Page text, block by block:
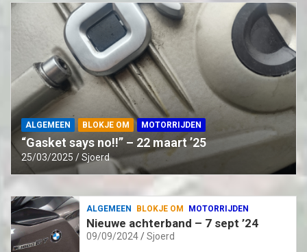
ALGEMEEN BLOKJE OM MOTORRIJDEN
“Gasket says no!!” – 22 maart ’25
25/03/2025 Sjoerd
ALGEMEEN BLOKJE OM MOTORRIJDEN
Nieuwe achterband – 7 sept ’24
09/09/2024 Sjoerd